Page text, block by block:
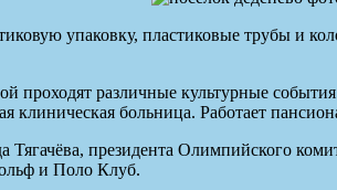
упаковку, пластиковые трубы и
проходят различные культурные
клиническая больница. Работает
президента Олимпийского
и Поло Клуб.